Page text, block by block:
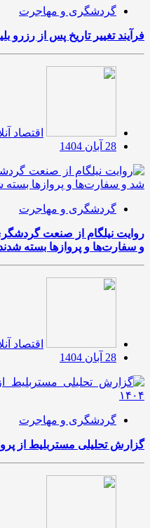
گردشگری و مهاجرت
فرآیند تغییر تاریخ پس از
اقتصاد
28 آبان 1404
گردشگری و مهاجرت
روایت نیلگام از صنعت
و سفارت‌ها و پروازها بسته
اقتصاد
28 آبان 1404
گردشگری و مهاجرت
گزارش تحلیلی مستربلیط از